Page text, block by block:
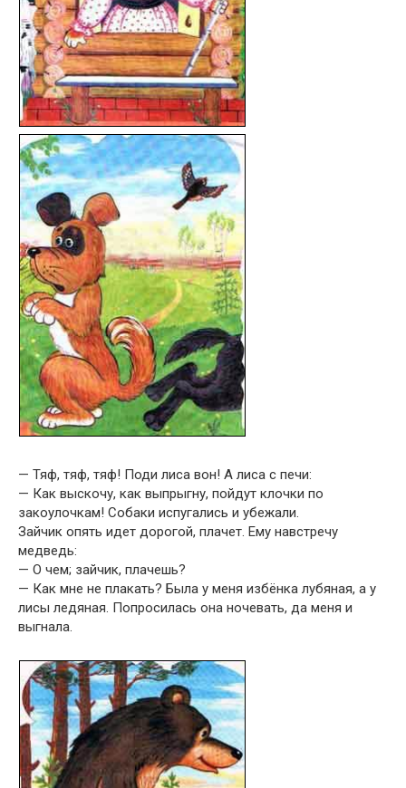
— Тяф, тяф, тяф! Поди лиса вон! А лиса с печи:
— Как выскочу, как выпрыгну, пойдут клочки по
закоулочкам! Собаки испугались и убежали.
Зайчик опять идет дорогой, плачет. Ему навстречу
медведь:
— О чем; зайчик, плачешь?
— Как мне не плакать? Была у меня избёнка лубяная, а у
лисы ледяная. Попросилась она ночевать, да меня и
выгнала.